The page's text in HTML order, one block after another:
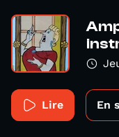
Lire En